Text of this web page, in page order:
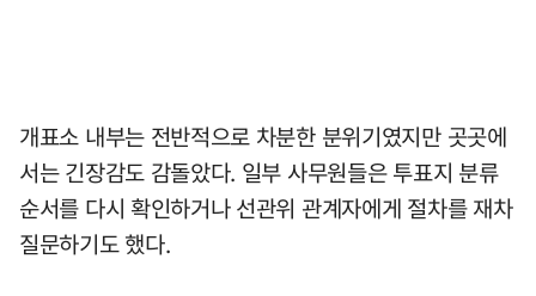
개표소 내부는 전반적으로 차분한 분위기였지만 곳곳에
서는 긴장감도 감돌았다. 일부 사무원들은 투표지 분류
순서를 다시 확인하거나 선관위 관계자에게 절차를 재차
질문하기도 했다.